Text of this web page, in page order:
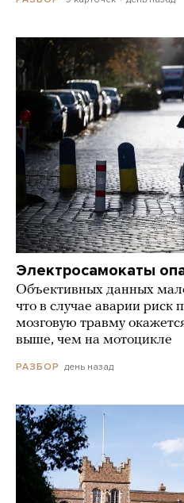
Электросамокаты
Объективных данных
что в случае аварии риск
мозговую травму
выше, чем на мотоцикле
РАЗБОР день назад